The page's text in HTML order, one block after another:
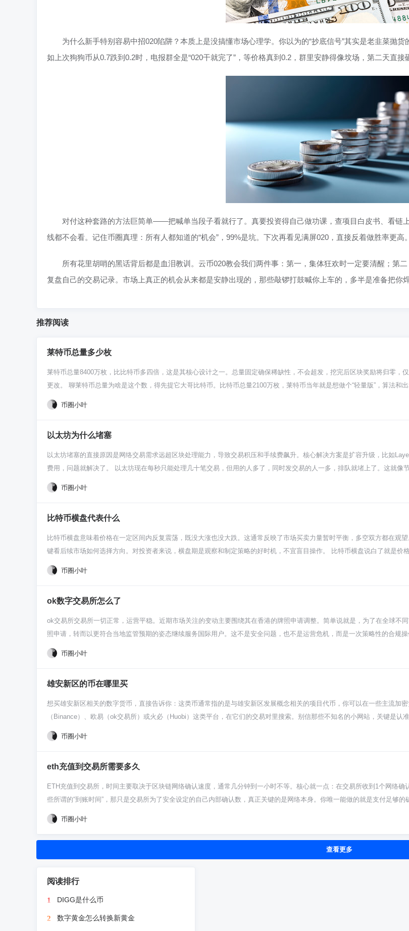
为什么新手特别容易中招020陷阱？本质上是没搞懂市场心理学。你以为的“抄底信号”其实是老韭菜抛
如上次狗狗币从0.7跌到0.2时，电报群全是“020干就完了”，等价格真到0.2，群里安静得像坟场，第二天直接
对付这种套路的方法巨简单——把喊单当段子看就行了。真要投资得自己做功课，查项目白皮书、看链
线都不会看。记住币圈真理：所有人都知道的“机会”，99%是坑。下次再看见满屏020，直接反着做胜率更高。
所有花里胡哨的黑话背后都是血泪教训。云币020教会我们两件事：第一，集体狂欢时一定要清醒；第
复盘自己的交易记录。市场上真正的机会从来都是安静出现的，那些敲锣打鼓喊你上车的，多半是准备把你焊
推荐阅读
莱特币总量多少枚
莱特币总量8400万枚，比比特币多四倍，这是其核心设计之一。总量固定确保稀缺性，不会超发，挖完后区块奖励将归零，
更改。 聊莱特币总量为啥是这个数，得先提它大哥比特币。比特币总量2100万枚，莱特币当年就是想做个“轻量版”，算法和
是比特币的四倍，没太多复杂理由，就是想让单枚币价看起来更“亲民”一点，流通起来感觉更轻松。这个数字从诞生那刻起就
律，谁都改不了，这点你得放心。 这8400万枚可不是一下子变出来的，全靠挖矿慢慢产出。跟比特币一样，莱特币也靠矿工
年左右，这8400万枚莱特币才会被彻底挖完。所以说，现在市面上流通的莱特币，绝大部分都是已经挖出来的。 总量固定这
值基础——稀缺性。你想想，要是这东西跟游戏币似的无限增发，那还值啥钱？正因为总量封顶，大家才愿意相信它长期可
到底咋走，还得看市场认不认可、大家用不用它。对新手来说，记住“总量固定”是理解很多主流数字货币的关键一步，能帮你
式，理论上只要链上有足够的交易需求，大家愿意付手续费，整个系统就能一直转下去。不过那都是百八十年后的事情啦，
币圈小叶
以太坊为什么堵塞
以太坊堵塞的直接原因是网络交易需求远超区块处理能力，导致交易积压和手续费飙升。核心解决方案是扩容升级，比如
费用，问题就解决了。 以太坊现在每秒只能处理几十笔交易，但用的人多了，同时发交易的人一多，排队就堵上了。这就像
个，大家挤在一起只能慢慢等。谁出的 gas 费高，矿工或者验证节点就优先打包谁的交易，结果手续费就被卷得越来越高。
网络马上就会堵得水泄不通。 那怎么解决呢？最主流的方法就是用 Layer2 扩容方案。比如 Arbitrum、Optimism 这些链，它
在努力升级，这就是以太坊 2.0。它要从原来的工作量证明转向权益证明，并且引入分片技术。分片相当于把一条大马路分成
吐量不就上来了吗？这个升级过程虽然漫长，但确实是长远解决拥堵的根本办法，到时候用户体验会大大改善。 总之，拥堵
级。作为用户，现在要省心省钱，直接去用各种 Layer2 应用就对了。整个生态都在忙着解决这个问题，未来速度会更快，费
币圈小叶
比特币横盘代表什么
比特币横盘意味着价格在一定区间内反复震荡，既没大涨也没大跌。这通常反映了市场买卖力量暂时平衡，多空双方都在观
键看后续市场如何选择方向。对投资者来说，横盘期是观察和制定策略的好时机，不宜盲目操作。 比特币横盘说白了就是价
河比赛两边僵持住了，谁也赢不了谁。这时候市场里看涨的和看跌的人都挺犹豫，买的人和卖的人差不多，价格就定在那里
阶段挺重要的，你得看看它是在大涨大跌之后横盘，还是横了很久，这意思可不一样。 为啥会出现横盘呢？原因多了去了。
不知道接下来该往哪走。这时候交易量通常会变小，显得有点冷清。 横盘之后会咋样？这事谁也说不死，但无非就三种结果
放量冲破上面的压力位，那很可能要开始一波上涨。要是跌穿了下面的支撑位，那下跌可能就来了。最磨人的就是一直横，
想好对策，比如价格突破哪个位置你就跟，跌破哪个位置你就跑或者观望。 对咱们普通玩家来说，横盘期不是放假。你可以
一，不用焦虑，把它当成下一次机会来临前的准备期就行。
币圈小叶
ok数字交易所怎么了
ok交易所交易所一切正常，运营平稳。近期市场关注的变动主要围绕其在香港的牌照申请调整。简单说就是，为了在全球不
照申请，转而以更符合当地监管预期的姿态继续服务国际用户。这不是安全问题，也不是运营危机，而是一次策略性的合规
开始搞虚拟资产服务商发牌制度，等于给你发个“官方认证”。好多交易所都冲去申请，ok交易所也去了。但后来发现，香港
通散户交易好多主流币。这规矩跟ok交易所想给全球所有用户提供完整服务的路子不太一样。所以琢磨了一下，他们决定先
主要涉及的是香港地区的牌照，ok交易所在全球其他地方的业务照旧跑得嘎嘎快。你的币还在自己钱包里，提现充值也没毛
略，把精力更集中在能大展拳脚的国际市场。所以别慌，不是啥黑天鹅事件。 那为啥要这么干？其实挺聪明的。现在全球监
的市场，不如集中资源服务好更广阔的用户。ok交易所这是在优化自己的全球布局，把子弹用在刀刃上。对其他交易所也是
币圈小叶
雄安新区的币在哪里买
想买雄安新区相关的数字货币，直接告诉你：这类币通常指的是与雄安新区发展概念相关的项目代币，你可以在一些主流加
（Binance）、欧易（ok交易所）或火必（Huobi）这类平台，在它们的交易对里搜索。别信那些不知名的小网站，关键是认
先理清楚一个事，“雄安新区的币”这说法在正经币圈里其实不常见。它可能指的是一些借着雄安新区政策或建设热点来宣传
蹭热度的山寨币。所以你在买之前，脑子得清醒点，别一听名字就冲。你得先弄明白这项目到底干啥的，背后团队是谁，有
然后在交易区的搜索框里，尝试搜一下“雄安”相关的英文或拼音，看看有没有对应的交易对。要是这些大所都找不到，那这币
直接放弃，别费那个劲了。 对新手上路，我得唠叨几句最重要的：安全永远是第一位。别去网上搜个链接就点，小心假网站
这种概念币风险极高，价格波动能把你心脏吓出来，可能一夜暴富，更可能一夜归零。你投进去的钱，必须是亏光了也不影
圈机会多，坑更多，每一步都多查查资料，多问问老韭菜，能帮你避开很多雷。记住，你的钱你做主，但前提是你得真的搞清
币圈小叶
eth充值到交易所需要多久
ETH充值到交易所，时间主要取决于区块链网络确认速度，通常几分钟到一小时不等。核心就一点：在交易所收到1个网络
些所谓的“到账时间”，那只是交易所为了安全设定的自己内部确认数，真正关键的是网络本身。你唯一能做的就是支付足够
ETH充值可不是点个按钮钱就“飞”过去了。它本质上是你在区块链上发起一笔转账，然后全球的矿工节点来打包确认这笔交易
间。网络要是空闲，矿工费给得够，可能两三分钟就搞定了。但要是遇上NFT发售或者行情剧烈波动这种网络拥堵的大场面
示的“确认中”是啥意思呢？简单说，区块链上出一个新区块，就算一次确认。交易所为了绝对防篡改，通常会要求多个确认
易，绝大多数交易所在收到1-2个网络确认后，就会先在你的账户里显示余额，允许你买卖了。所以你看到账户有钱了但还不
点零头ETH作为Gas，矿工就更愿意优先打包你的交易。这就像高峰期打车，加个小费更容易叫到车。千万别为了省那点点
上），那样你的币可就真找不回来了，神仙也救不了。充值前，先去区块链浏览器查查转账状态，比干等着刷新交易所页面靠
币圈小叶
查看更多
阅读排行
1 DIGG是什么币
2 数字黄金怎么转换新黄金